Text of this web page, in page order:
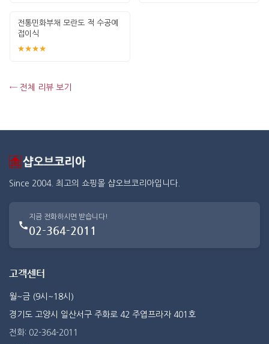
전통민화부채 모란도 적 수공예
접이식
★★★★
← 전체 리뷰 보기
Since 2004. 최고의 쇼핑몰 샵오브코리아입니다.
지금 전화하시면 받습니다!
02-364-2011
고객센터
월~금 (9시~18시)
경기도 고양시 일산서구 주화로 42 주엽프라자 401호
전화: 02-364-2011